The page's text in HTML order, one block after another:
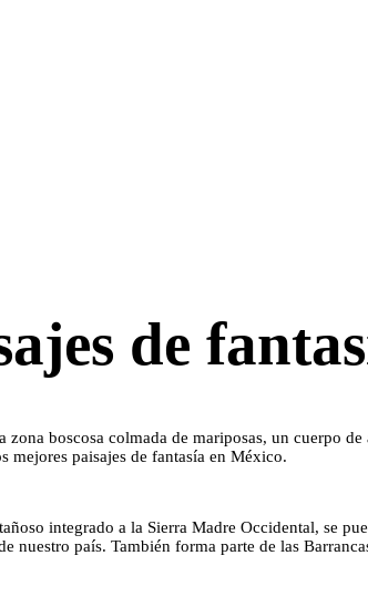
de
boscosa colmada de mariposas, un cuerpo
mejores paisajes de fantasía en México.
integrado a la Sierra Madre Occidental, se
nuestro país. También forma parte de las